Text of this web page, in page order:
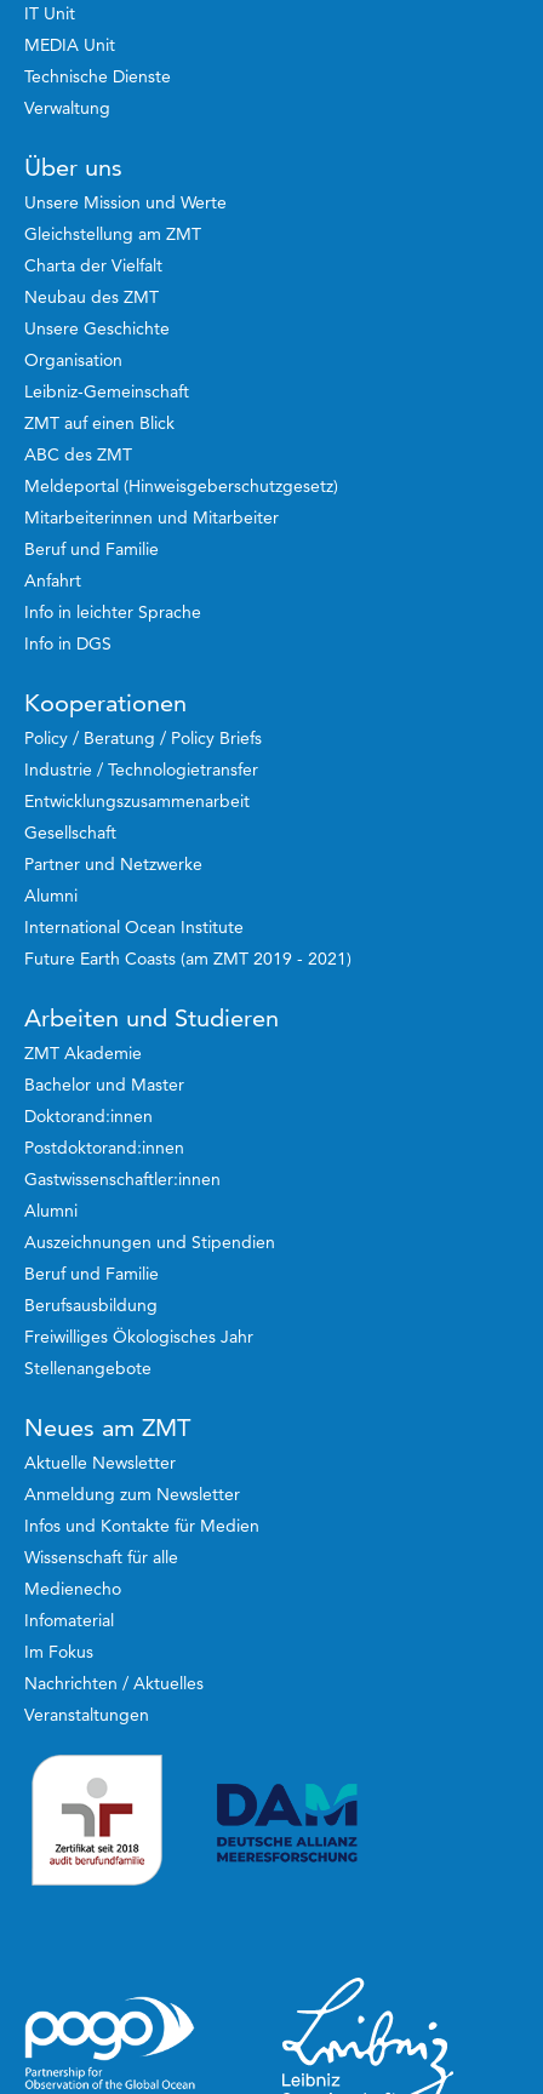
IT Unit
MEDIA Unit
Technische Dienste
Verwaltung
Über uns
Unsere Mission und Werte
Gleichstellung am ZMT
Charta der Vielfalt
Neubau des ZMT
Unsere Geschichte
Organisation
Leibniz-Gemeinschaft
ZMT auf einen Blick
ABC des ZMT
Meldeportal (Hinweisgeberschutzgesetz)
Mitarbeiterinnen und Mitarbeiter
Beruf und Familie
Anfahrt
Info in leichter Sprache
Info in DGS
Kooperationen
Policy / Beratung / Policy Briefs
Industrie / Technologietransfer
Entwicklungszusammenarbeit
Gesellschaft
Partner und Netzwerke
Alumni
International Ocean Institute
Future Earth Coasts (am ZMT 2019 - 2021)
Arbeiten und Studieren
ZMT Akademie
Bachelor und Master
Doktorand:innen
Postdoktorand:innen
Gastwissenschaftler:innen
Alumni
Auszeichnungen und Stipendien
Beruf und Familie
Berufsausbildung
Freiwilliges Ökologisches Jahr
Stellenangebote
Neues am ZMT
Aktuelle Newsletter
Anmeldung zum Newsletter
Infos und Kontakte für Medien
Wissenschaft für alle
Medienecho
Infomaterial
Im Fokus
Nachrichten / Aktuelles
Veranstaltungen